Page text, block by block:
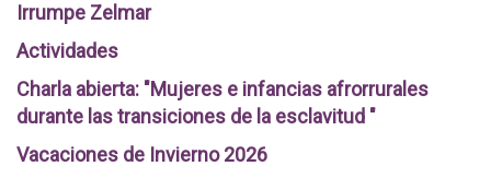
Irrumpe Zelmar
Actividades
Charla abierta: "Mujeres e infancias afrorrurales
durante las transiciones de la esclavitud "
Vacaciones de Invierno 2026